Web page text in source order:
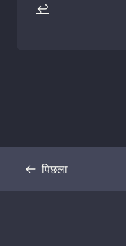
↩
पिछला
प्रतिलिपि